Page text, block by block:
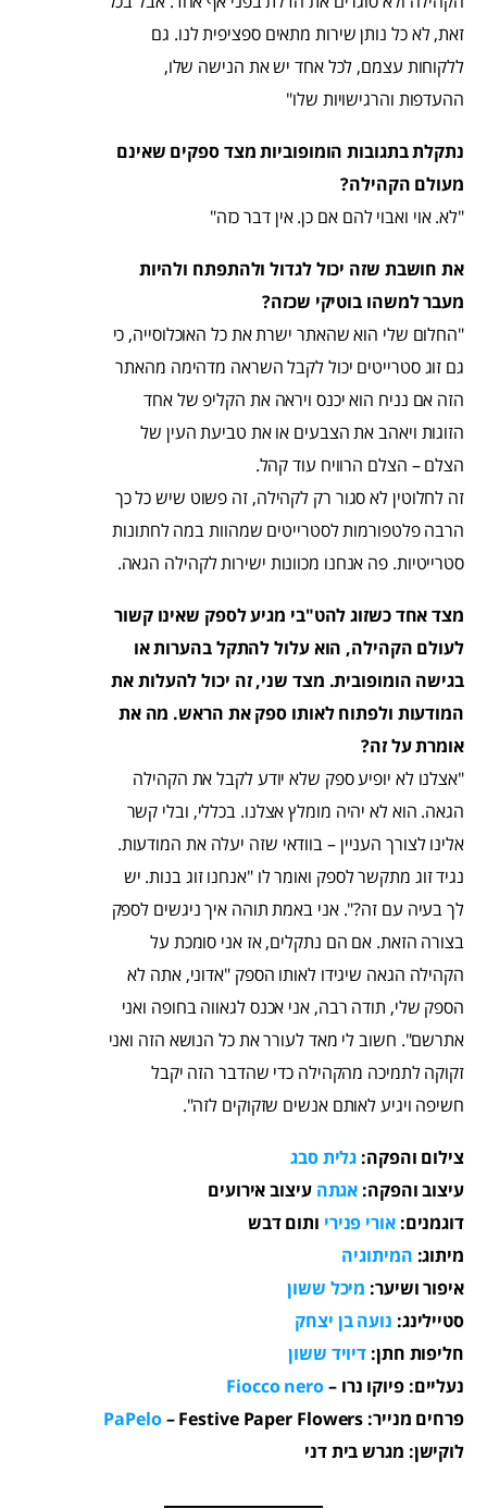
זאת, לא כל נותן שירות מתאים ספציפית לנו. גם
ללקוחות עצמם, לכל אחד יש את הנישה שלו,
ההעדפות והרגישויות שלו"
נתקלת בתגובות הומופוביות מצד ספקים שאינם
מעולם הקהילה?
"לא. אוי ואבוי להם אם כן. אין דבר כזה"
את חושבת שזה יכול לגדול ולהתפתח ולהיות
מעבר למשהו בוטיקי שכזה?
"החלום שלי הוא שהאתר ישרת את כל האוכלוסייה, כי
גם זוג סטרייטים יכול לקבל השראה מדהימה מהאתר
הזה אם נניח הוא יכנס ויראה את הקליפ של אחד
הזוגות ויאהב את הצבעים או את טביעת העין של
הצלם – הצלם הרוויח עוד קהל.
זה לחלוטין לא סגור רק לקהילה, זה פשוט שיש כל כך
הרבה פלטפורמות לסטרייטים שמהוות במה לחתונות
סטרייטיות. פה אנחנו מכוונות ישירות לקהילה הגאה.
מצד אחד כשזוג להט"בי מגיע לספק שאינו קשור
לעולם הקהילה, הוא עלול להתקל בהערות או
בגישה הומופובית. מצד שני, זה יכול להעלות את
המודעות ולפתוח לאותו ספק את הראש. מה את
אומרת על זה?
"אצלנו לא יופיע ספק שלא יודע לקבל את הקהילה
הגאה. הוא לא יהיה מומלץ אצלנו. בכללי, ובלי קשר
אלינו לצורך העניין – בוודאי שזה יעלה את המודעות.
נגיד זוג מתקשר לספק ואומר לו "אנחנו זוג בנות. יש
לך בעיה עם זה?". אני באמת תוהה איך ניגשים לספק
בצורה הזאת. אם הם נתקלים, אז אני סומכת על
הקהילה הגאה שיגידו לאותו הספק "אדוני, אתה לא
הספק שלי, תודה רבה, אני אכנס לגאווה בחופה ואני
אתרשם". חשוב לי מאד לעורר את כל הנושא הזה ואני
זקוקה לתמיכה מהקהילה כדי שהדבר הזה יקבל
חשיפה ויגיע לאותם אנשים שזקוקים לזה".
צילום והפקה: גליתסבג
עיצוב והפקה: אגתהעיצוב אירועים
דוגמנים:אורי פנירי ותום דבש
מיתוג: המיתוגיה
איפור ושיער: מיכל ששון
סטיילינג: נועה בן יצחק
חליפות חתן: דיויד ששון
נעליים: פיוקו נרו –Fiocco nero
פרחים מנייר:
PaPelo– Festive Paper Flowers
לוקישן: מגרש בית דני